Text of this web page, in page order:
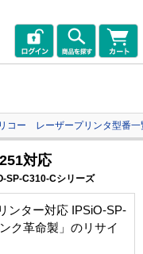
リコー レーザープリンタ型番一
対応
SP-C310-Cシリーズ
ンター対応 IPSiO-SP-
ク革命製」のリサイ